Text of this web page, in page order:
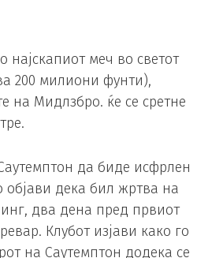
најскапиот меч во светот
200 милиони фунти),
на Мидлзбро. ќе се сретне
да биде исфрлен
објави дека бил жртва на
два дена пред првиот
Клубот изјави како го
на Саутемптон додека се